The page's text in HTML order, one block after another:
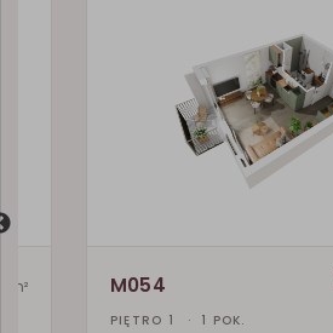
m² M054
PIĘTRO 1 ·
1 POK.